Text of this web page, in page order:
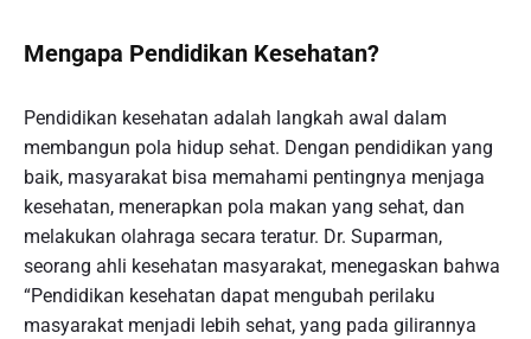
Mengapa Pendidikan Kesehatan?
Pendidikan kesehatan adalah langkah awal dalam
membangun pola hidup sehat. Dengan pendidikan yang
baik, masyarakat bisa memahami pentingnya menjaga
kesehatan, menerapkan pola makan yang sehat, dan
melakukan olahraga secara teratur. Dr. Suparman,
seorang ahli kesehatan masyarakat, menegaskan bahwa
“Pendidikan kesehatan dapat mengubah perilaku
masyarakat menjadi lebih sehat, yang pada gilirannya